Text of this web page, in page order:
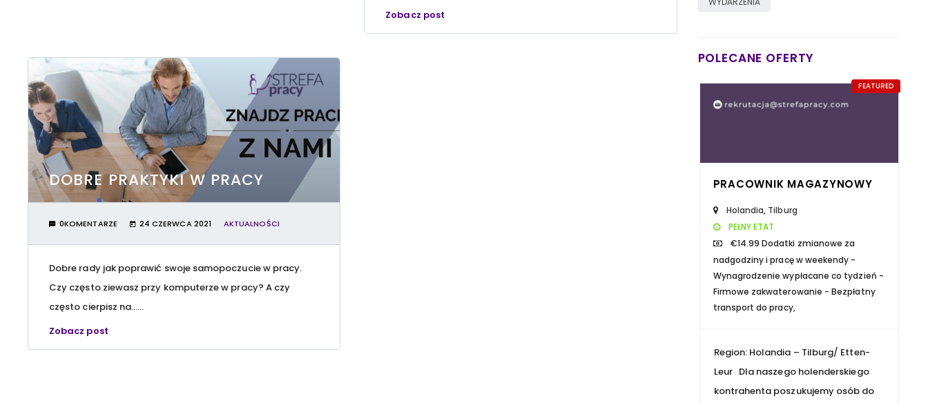
Zobacz post
DOBRE PRAKTYKI W PRACY
0KOMENTARZE 24 CZERWCA 2021 AKTUALNOŚCI
Dobre rady jak poprawić swoje samopoczucie w pracy.
Czy często ziewasz przy komputerze w pracy? A czy
często cierpisz na…...
Zobacz post
POLECANE OFERTY
FEATURED
PRACOWNIK MAGAZYNOWY
Holandia, Tilburg
PEŁNY ETAT
€14.99 Dodatki zmianowe za
nadgodziny i pracę w weekendy -
Wynagrodzenie wypłacane co tydzień -
Firmowe zakwaterowanie - Bezpłatny
transport do pracy,
Region: Holandia – Tilburg/ Etten-
Leur Dla naszego holenderskiego
kontrahenta poszukujemy osób do
Aż 88% specjalistów i
menedżerów z branży IT
zwiększyło swoje
oczekiwania finansowe w
💡 ➡️…
https://t.co/dh43fqahBf
5 years ago